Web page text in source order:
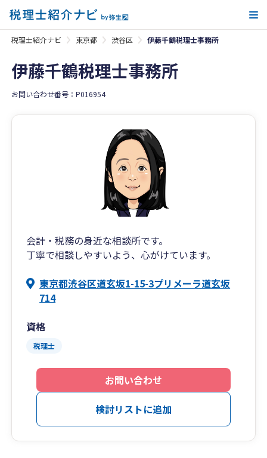
税理士紹介ナビ 東京都 渋谷区 伊藤千鶴税理士事務所
伊藤千鶴税理士事務所
お問い合わせ番号：P016954
会計・税務の身近な相談所です。
丁寧で相談しやすいよう、心がけています。
東京都渋谷区道玄坂1-15-3プリメーラ道玄坂
714
資格
税理士
お問い合わせ
検討リストに追加